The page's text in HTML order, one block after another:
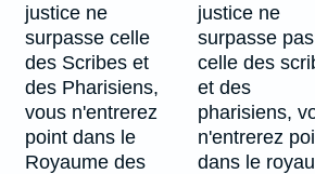
justice ne
surpasse celle
des Scribes et
des Pharisiens,
vous n'entrerez
point dans le
Royaume des
justice ne
surpasse pas
celle des
et des
pharisiens,
n'entrerez
dans le